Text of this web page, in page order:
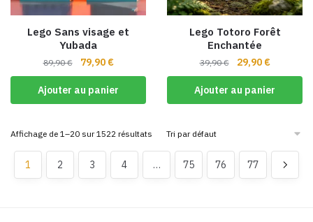
sur
page
du
produit
Lego Sans visage et
Yubada
89,90€
Le
prix
initial
était :
79,90 €Le
prix
actuel
est :
Ajouter au panier
Lego Totoro Forêt
Enchantée
39,90€
Le
prix
initial
était :
29,90 €Le
prix
actuel
est :
Ajouter au panier
Affichage de 1–20 sur 1522 résultats
1 2 3 4 … 75 76 77